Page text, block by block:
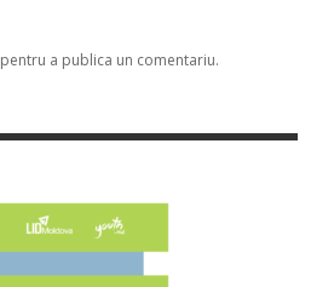
pentru a publica un comentariu.